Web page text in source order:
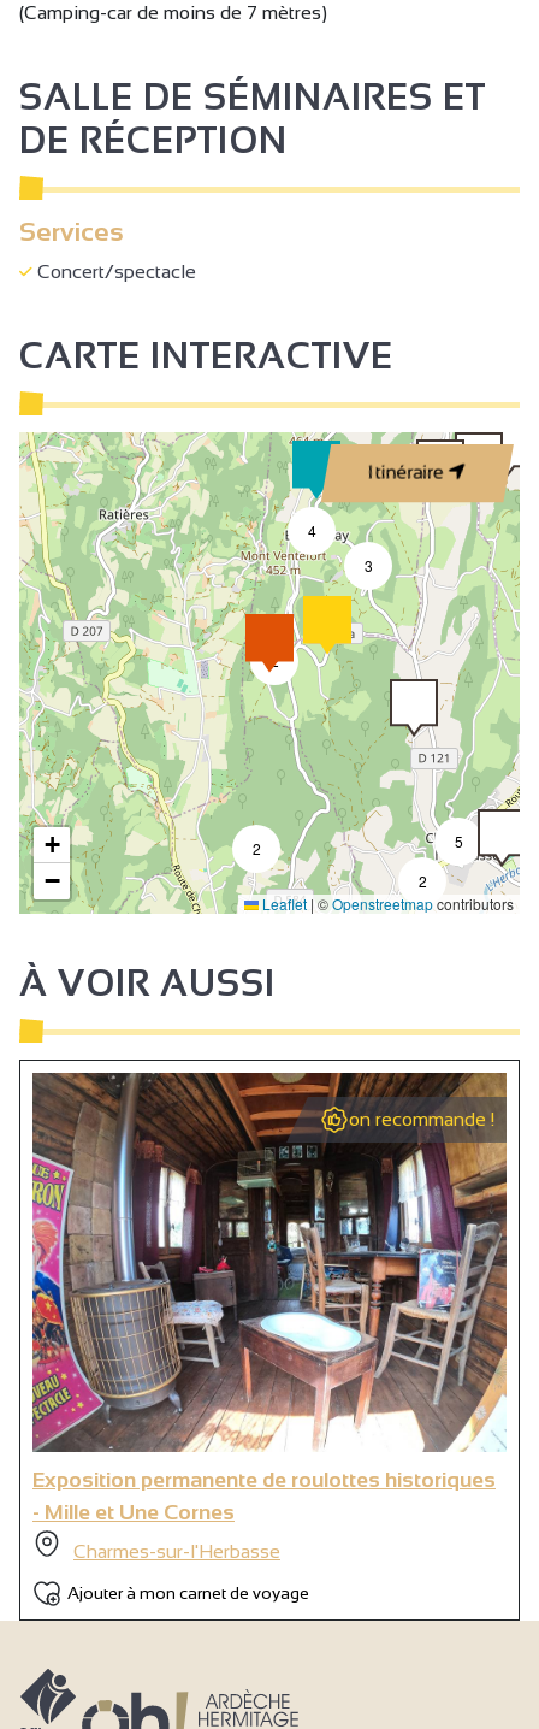
(Camping-car de moins de 7 mètres)
SALLE DE SÉMINAIRES ET
DE RÉCEPTION
Services
Concert/spectacle
CARTE INTERACTIVE
Itinéraire
2
3
4
2
2
5
+
−
Leaflet | ©Openstreetmapcontributors
À VOIR AUSSI
on recommande !
Exposition permanente de roulottes historiques
- Mille et Une Cornes
Charmes-sur-l'Herbasse
Ajouter à mon carnet de voyage